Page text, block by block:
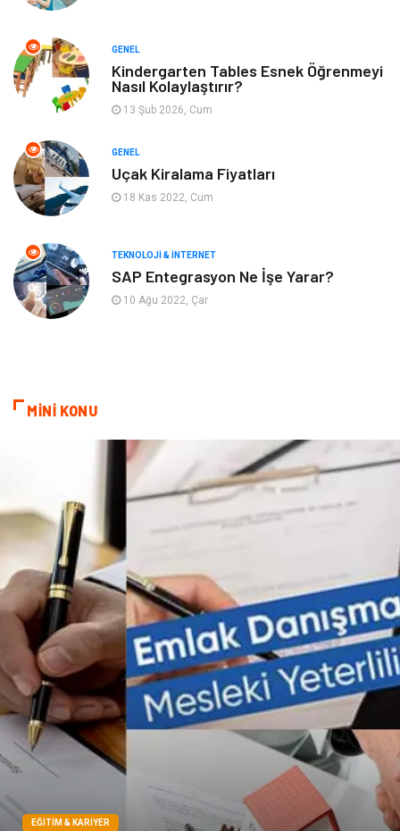
Yeme & İçme Anne & Çocuk
Ev İşleri Gayrimenkul
Organizasyon
Astroloji Aksesuar
Mobilya diş sağlığı
Bebek Giyim
GENEL
Kindergarten Tables Esnek Öğrenmeyi
Nasıl Kolaylaştırır?
13 Şub 2026, Cum
GENEL
Uçak Kiralama Fiyatları
18 Kas 2022, Cum
TEKNOLOJI & İNTERNET
SAP Entegrasyon Ne İşe Yarar?
10 Ağu 2022, Çar
MİNİ KONU
EĞITIM & KARIYER